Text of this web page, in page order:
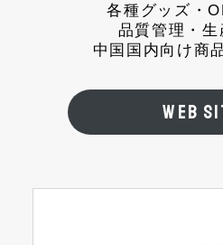
各種グッズ・
品質管理・生
中国国内向け商
WEB